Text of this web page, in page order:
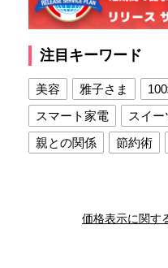
注目キーワード
美容 雅子さま
スマート家電
スイ
親との関係
節約術
夫との関係
新津春子
価格表示に関す